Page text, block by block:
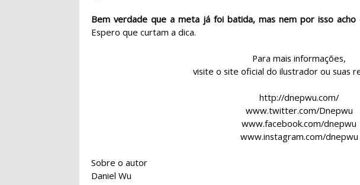
Bem verdade que a meta já foi batida, mas nem por isso
Espero que curtam a dica.
Para mais informações,
visite o site oficial do ilustrador ou suas
http://dnepwu.com/
www.twitter.com/Dnepwu
www.facebook.com/dnepwu
www.instagram.com/dnepwu
Sobre o autor
Daniel Wu